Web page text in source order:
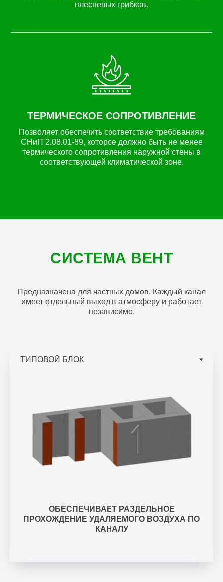
плесневых грибков.
ТЕРМИЧЕСКОЕ СОПРОТИВЛЕНИЕ
Позволяет обеспечить соответствие требованиям
СНиП 2.08.01-89, которое должно быть не менее
термического сопротивления наружной стены в
соответствующей климатической зоне.
СИСТЕМА ВЕНТ
Предназначена для частных домов. Каждый канал
имеет отдельный выход в атмосферу и работает
независимо.
ОБЕСПЕЧИВАЕТ РАЗДЕЛЬНОЕ
ПРОХОЖДЕНИЕ УДАЛЯЕМОГО ВОЗДУХА ПО
КАНАЛУ